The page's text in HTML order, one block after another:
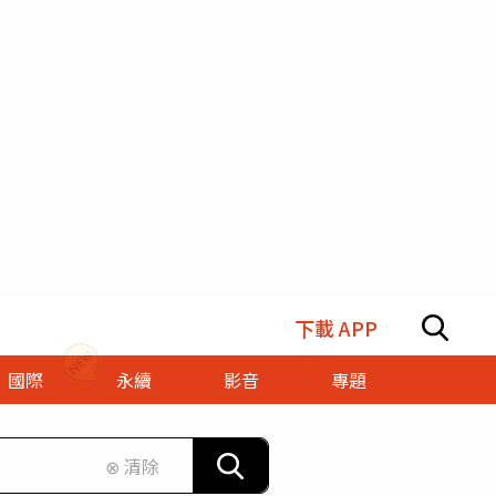
下載 APP
國際 永續 影音
專題
⊗ 清除